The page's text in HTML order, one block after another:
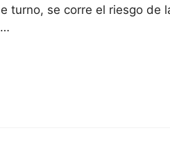
turno, se corre el riesgo de